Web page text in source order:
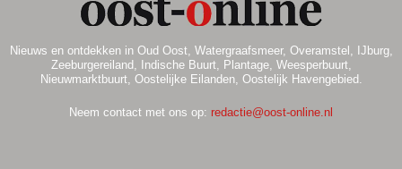
Nieuws en ontdekken in Oud Oost, Watergraafsmeer, Overamstel, IJburg,
Zeeburgereiland, Indische Buurt, Plantage, Weesperbuurt,
Nieuwmarktbuurt, Oostelijke Eilanden, Oostelijk Havengebied.
Neem contact met ons op: redactie@oost-online.nl